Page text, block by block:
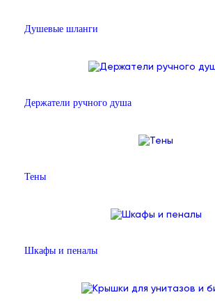
Душевые шланги
Держатели ручного душа
Тены
Шкафы и пеналы